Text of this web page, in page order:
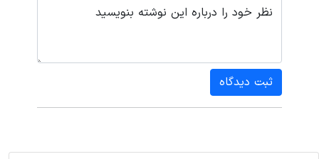
نظر خود را درباره این نوشته بنویسید
ثبت دیدگاه